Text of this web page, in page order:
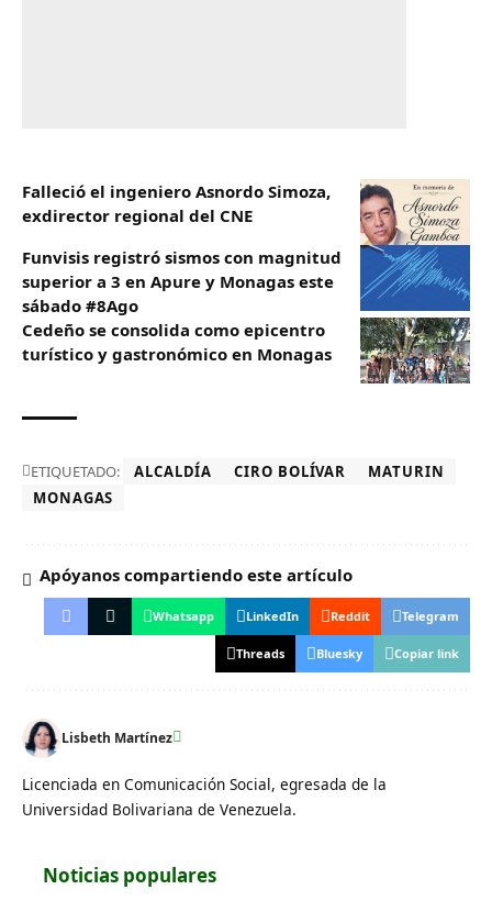
Falleció el ingeniero Asnordo Simoza,
exdirector regional del CNE
Funvisis registró sismos con magnitud
superior a 3 en Apure y Monagas este
sábado #8Ago
Cedeño se consolida como epicentro
turístico y gastronómico en Monagas
ETIQUETADO: ALCALDÍA CIRO BOLÍVAR
MATURIN
MONAGAS
Apóyanos compartiendo este artículo
Whatsapp LinkedIn Reddit Telegram
Threads Bluesky Copiar link
Lisbeth Martínez
Licenciada en Comunicación Social, egresada de la
Universidad Bolivariana de Venezuela.
Noticias populares